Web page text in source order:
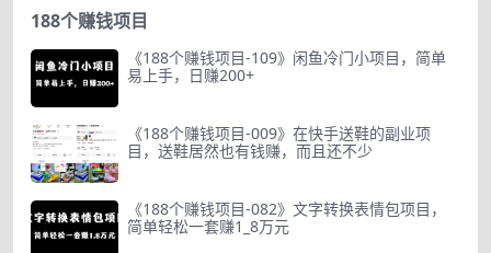
188个赚钱项目
《188个赚钱项目-109》闲鱼冷门小项目，简单
易上手，日赚200+
《188个赚钱项目-009》在快手送鞋的副业项
目，送鞋居然也有钱赚，而且还不少
《188个赚钱项目-082》文字转换表情包项目，
简单轻松一套赚1_8万元